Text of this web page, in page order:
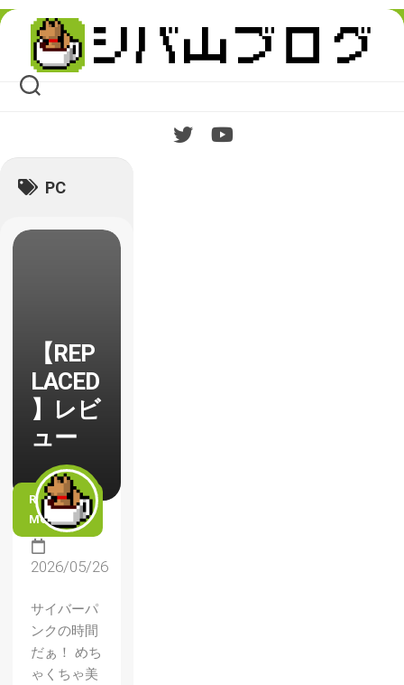
Skip
content
PC
【REP
LACED
】レビ
ュー
READ
MORE
2026/05/26
サイバーパ
ンクの時間
だぁ！ めち
ゃくちゃ美